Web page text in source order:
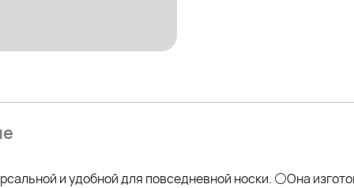
и удобной для повседневной носки. ⚪Она